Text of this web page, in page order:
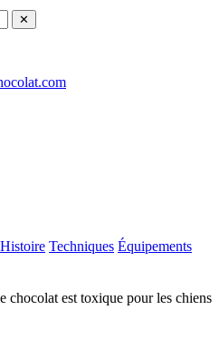
✕
Histoire Techniques Équipements
chocolat est toxique pour les chiens